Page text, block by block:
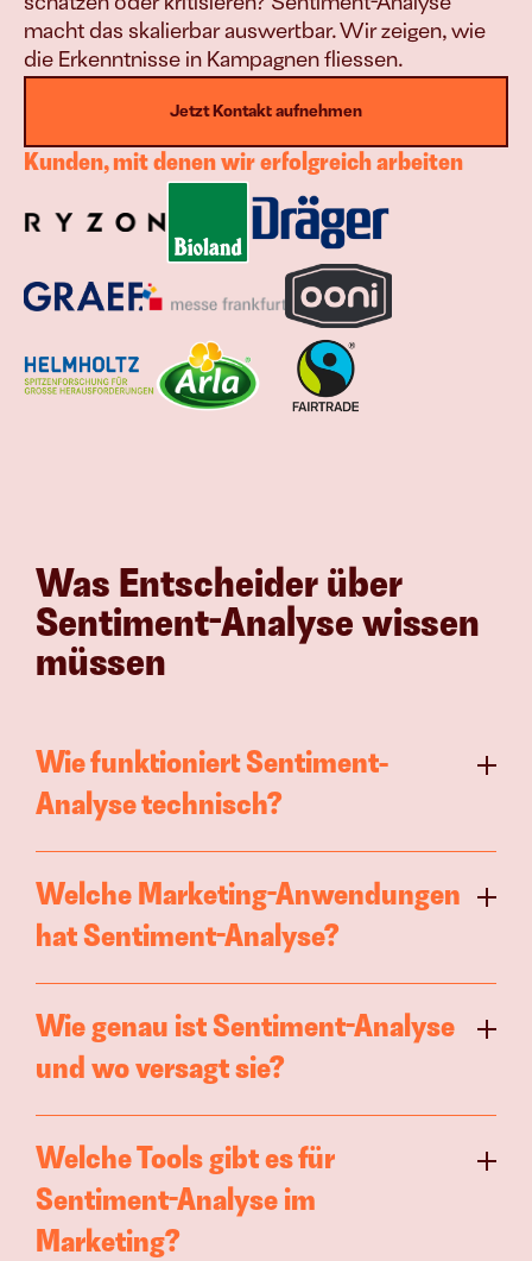
macht das skalierbar auswertbar. Wir zeigen, wie
die Erkenntnisse in Kampagnen fliessen.
Jetzt Kontakt aufnehmen
Kunden, mit denen wir erfolgreich arbeiten
Was Entscheider über
Sentiment-Analyse wissen
müssen
Wie funktioniert Sentiment-
Analyse technisch?
Welche Marketing-Anwendungen
hat Sentiment-Analyse?
Wie genau ist Sentiment-Analyse
und wo versagt sie?
Welche Tools gibt es für
Sentiment-Analyse im
Marketing?